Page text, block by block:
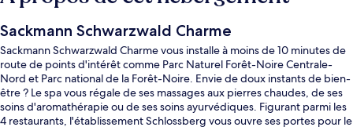
Sackmann Schwarzwald Charme
Sackmann Schwarzwald Charme vous installe à moins de 10 minutes de
route de points d'intérêt comme Parc Naturel Forêt-Noire Centrale-
Nord et Parc national de la Forêt-Noire. Envie de doux instants de bien-
être ? Le spa vous régale de ses massages aux pierres chaudes, de ses
soins d'aromathérapie ou de ses soins ayurvédiques. Figurant parmi les
4 restaurants, l'établissement Schlossberg vous ouvre ses portes pour le